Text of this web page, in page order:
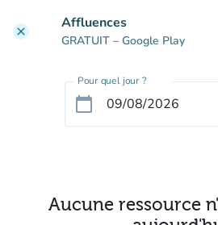
clear Affluences
GRATUIT – Google Play
Pour quel jour ?
calendar_today
Aucune ressource